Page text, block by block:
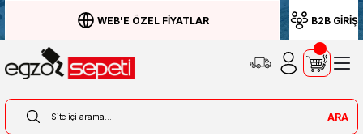
WEB'E ÖZEL FİYATLAR B2B GİRİŞ
ARA